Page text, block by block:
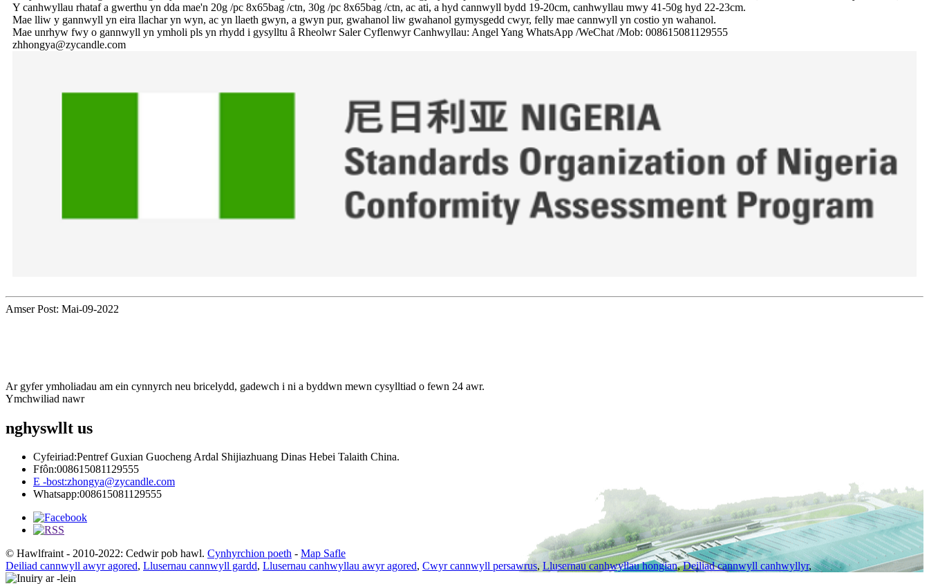
Y canhwyllau rhataf a gwerthu yn dda mae'n 20g /pc 8x65bag /ctn, 30g /pc 8x65bag /ctn, ac ati, a hyd cannwyll bydd 19-20cm, canhwyllau mwy 41-50g hyd 22-23cm.
Mae lliw y gannwyll yn eira llachar yn wyn, ac yn llaeth gwyn, a gwyn pur, gwahanol liw gwahanol gymysgedd cwyr, felly mae cannwyll yn costio yn wahanol.
Mae unrhyw fwy o gannwyll yn ymholi pls yn rhydd i gysylltu â Rheolwr Saler Cyflenwyr Canhwyllau: Angel Yang WhatsApp /WeChat /Mob: 008615081129555
zhhongya@zycandle.com
Amser Post: Mai-09-2022
Ar gyfer ymholiadau am ein cynnyrch neu bricelydd, gadewch i ni a byddwn mewn cysylltiad o fewn 24 awr.
Ymchwiliad nawr
nghyswllt us
Cyfeiriad:Pentref Guxian Guocheng Ardal Shijiazhuang Dinas Hebei Talaith China.
Ffôn:008615081129555
E -bost:zhongya@zycandle.com
Whatsapp:008615081129555
© Hawlfraint - 2010-2022: Cedwir pob hawl. Cynhyrchion poeth - Map Safle
Deiliad cannwyll awyr agored, Llusernau cannwyll gardd, Llusernau canhwyllau awyr agored, Cwyr cannwyll persawrus,Llusernau canhwyllau hongian,Deiliad cannwyll canhwyllyr,